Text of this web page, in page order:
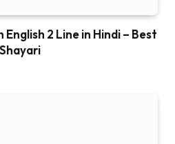
English 2 Line in Hindi – Best